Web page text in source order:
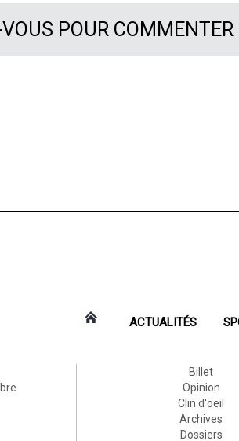
VOUS POUR COMMENTER
ACTUALITÉS
Billet
Opinion
Clin d'oeil
Archives
Dossiers